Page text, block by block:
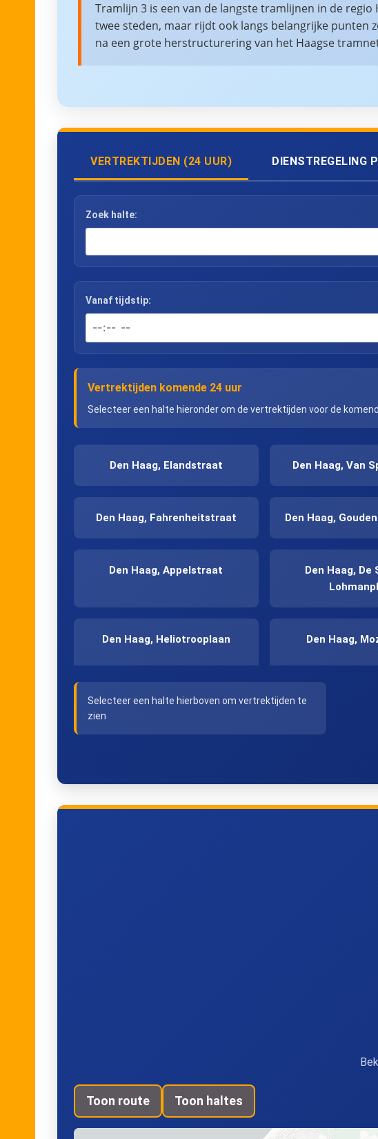
Tramlijn 3 is een van de langste tramlijnen in de
twee steden, maar rijdt ook langs belangrijke punten
na een grote herstructurering van het Haagse
VERTREKTIJDEN (24 UUR) DIENSTREGELING
Zoek halte:
Vanaf tijdstip:
Vertrektijden komende 24 uur
Selecteer een halte hieronder om de vertrektijden voor de
Den Haag, Elandstraat Den Haag, Van
Den Haag, Fahrenheitstraat Den Haag,
Den Haag, Appelstraat
Den Haag, De
Den Haag, Heliotrooplaan Den Haag,
's-Gravenhage, Forepark Den Haag,
Zoetermeer,
Den Haag, Grote Markt
Selecteer een halte hierboven om vertrektijden te
zien
Toon route Toon haltes